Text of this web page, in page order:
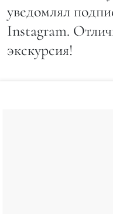
уведомлял
Instagram.
экскурсия!